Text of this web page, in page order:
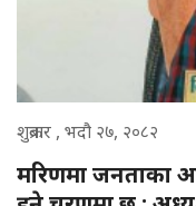
शुक्रबार , भदौ २७, २०८२
मरिणमा जनताका